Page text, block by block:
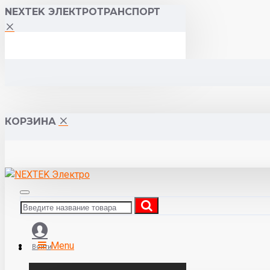
NEXTEK ЭЛЕКТРОТРАНСПОРТ
КОРЗИНА
ВойтиMenu